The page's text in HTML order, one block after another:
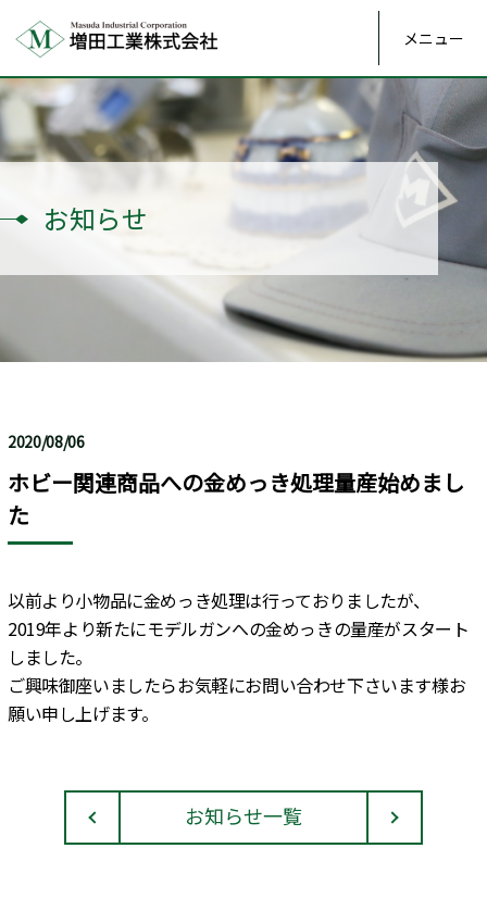
メニュー
お知らせ
2020/08/06
ホビー関連商品への金めっき処理量産始めまし
た
以前より小物品に金めっき処理は行っておりましたが、
2019年より新たにモデルガンへの金めっきの量産がスタート
しました。
ご興味御座いましたらお気軽にお問い合わせ下さいます様お
願い申し上げます。
お知らせ一覧